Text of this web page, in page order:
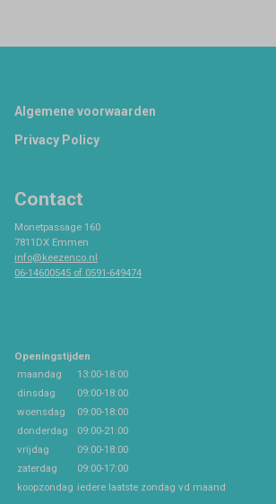
Footer
Algemene voorwaarden
Privacy Policy
Contact
Monetpassage 160
7811DX Emmen
info@keezenco.nl
06-14600545 of 0591-649474
Openingstijden
maandag
13:00-18:00
dinsdag
09:00-18:00
woensdag
09:00-18:00
donderdag
09:00-21:00
vrijdag
09:00-18:00
zaterdag
09:00-17:00
koopzondag iedere laatste zondag vd maand